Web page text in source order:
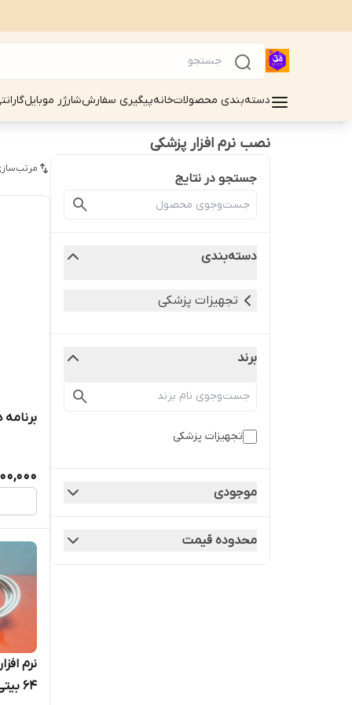
دسته‌بندی محصولاتخانهپیگیری سفارششارژر موبایل
نصب نرم افزار پزشکی
جستجو در نتایج
دسته‌بندی
تجهیزات پزشکی
برند
تجهیزات پزشکی
موجودی
محدوده قیمت
برنامه
۶۴ بیتی